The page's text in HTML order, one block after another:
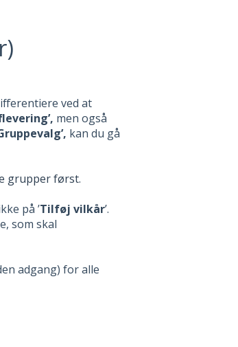
ved at
men også
kan du gå
grupper først.
på ’Tilføj vilkår’.
som skal
adgang) for alle